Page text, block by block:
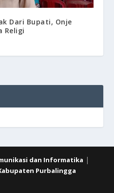
Dari Bupati, Onje
Religi
dan Informatika |
Purbalingga